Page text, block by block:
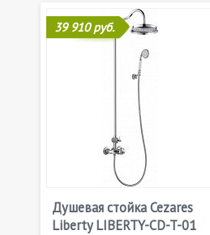
39 910 руб.
Душевая стойка Cezares
Liberty LIBERTY-CD-T-01